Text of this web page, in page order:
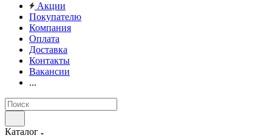
Акции
Покупателю
Компания
Оплата
Доставка
Контакты
Вакансии
...
Каталог